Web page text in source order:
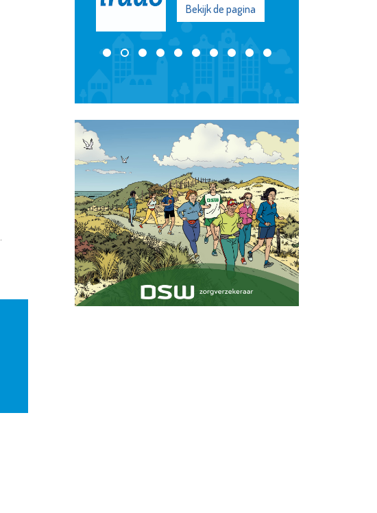
.
Bekijk de pagina